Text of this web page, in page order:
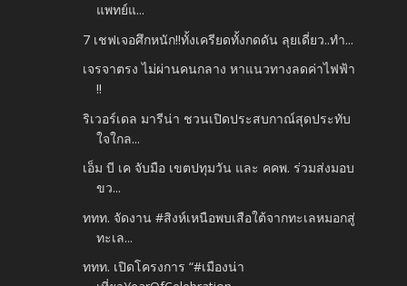
แพทย์แ...
7 เชฟเจอศึกหนัก!!ทั้งเครียดทั้งกดดัน ลุยเดี่ยว..ทำ...
เจรจาตรง ไม่ผ่านคนกลาง หาแนวทางลดค่าไฟฟ้า
!!
ริเวอร์เดล มารีน่า ชวนเปิดประสบกาณ์สุดประทับ
ใจใกล...
เอ็ม บี เค จับมือ เขตปทุมวัน และ คคพ. ร่วมส่งมอบ
ขว...
ททท. จัดงาน #สิงห์เหนือพบเสือใต้จากทะเลหมอกสู่
ทะเล...
ททท. เปิดโครงการ “#เมืองน่า